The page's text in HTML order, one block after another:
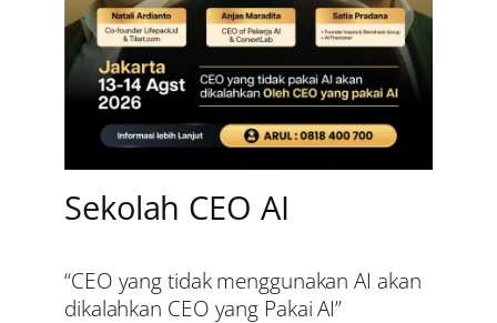
Sekolah CEO AI
“CEO yang tidak menggunakan AI akan
dikalahkan CEO yang Pakai AI”